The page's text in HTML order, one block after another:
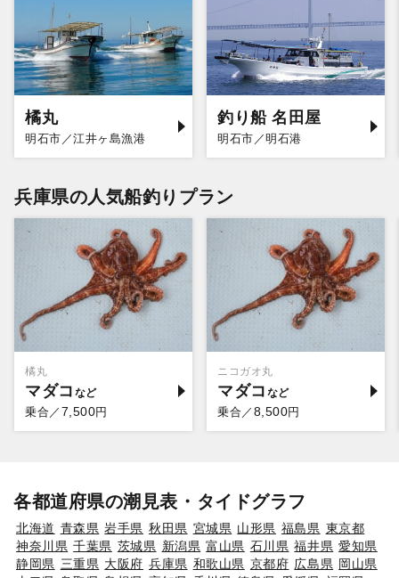
橘丸
明石市／江井ヶ島漁港
釣り船 名田屋
明石市／明石港
兵庫県の人気船釣りプラン
橘丸
マダコ
乗合／ 7,500円
ニコガオ丸
マダコ
乗合／ 8,500円
各都道府県の潮見表・タイドグラフ
北海道 青森県 岩手県 秋田県 宮城県 山形県 福島県 東京都
神奈川県 千葉県 茨城県 新潟県 富山県 石川県 福井県 愛知県
静岡県 三重県 大阪府 兵庫県 和歌山県 京都府 広島県 岡山県